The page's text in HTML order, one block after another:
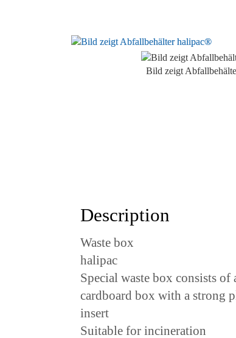
Bild zeigt
Description
Waste box
halipac
Special waste box consists of
cardboard box with a strong
insert
Suitable for incineration